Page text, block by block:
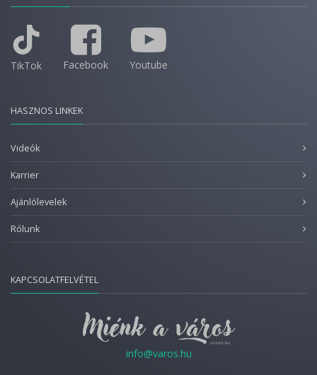
TikTok Facebook Youtube
HASZNOS LINKEK
Videók
Karrier
Ajánlólevelek
Rólunk
KAPCSOLATFELVÉTEL
info@varos.hu